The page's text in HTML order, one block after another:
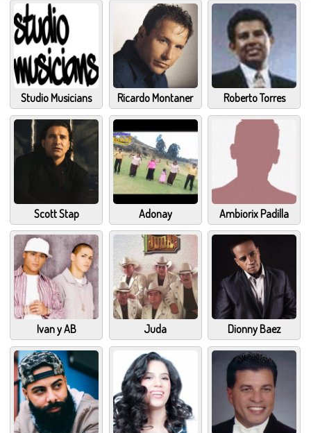
Studio Musicians Ricardo Montaner Roberto Torres
Scott Stap Adonay Ambiorix Padilla
Ivan y AB Juda Dionny Baez